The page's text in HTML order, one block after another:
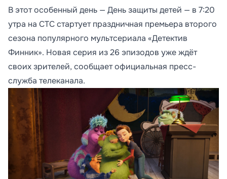
В этот особенный день — День защиты детей — в 7:20
утра на СТС стартует праздничная премьера второго
сезона популярного мультсериала «Детектив
Финник». Новая серия из 26 эпизодов уже ждёт
своих зрителей, сообщает официальная пресс-
служба телеканала.